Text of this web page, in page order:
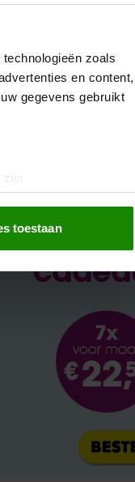
zoals
en content,
gegevens gebruikt
zijn
te bieden en om ons
die u aan ze heeft
onze cookies als u
toestaan